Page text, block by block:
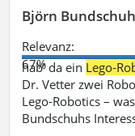
Björn Bundschuh
Relevanz:
67%
hab‘ da ein Lego-
Dr. Vetter zwei
Lego-Robotics –
Bundschuhs